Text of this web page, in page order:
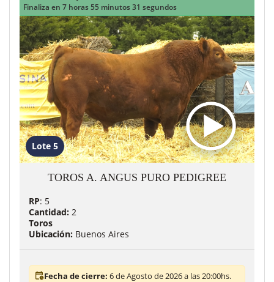
Finaliza en 7 horas 55 minutos 29 segundos
Lote 5
TOROS A. ANGUS PURO PEDIGREE
RP: 5
Cantidad: 2
Toros
Ubicación: Buenos Aires
Fecha de cierre: 6 de Agosto de 2026 a las 20:00hs.